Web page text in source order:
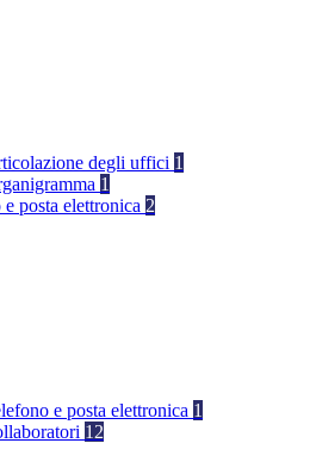
degli uffici 1
1
posta elettronica 2
e posta elettronica 1
12